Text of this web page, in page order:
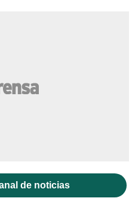
de noticias